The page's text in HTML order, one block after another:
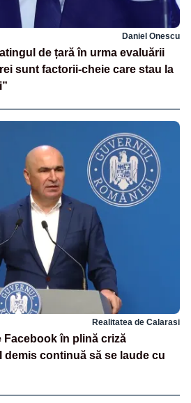
Daniel Onescu
de țară în urma evaluării
sunt factorii-cheie care stau la
Realitatea de Calarasi
Facebook în plină criză
demis continuă să se laude cu